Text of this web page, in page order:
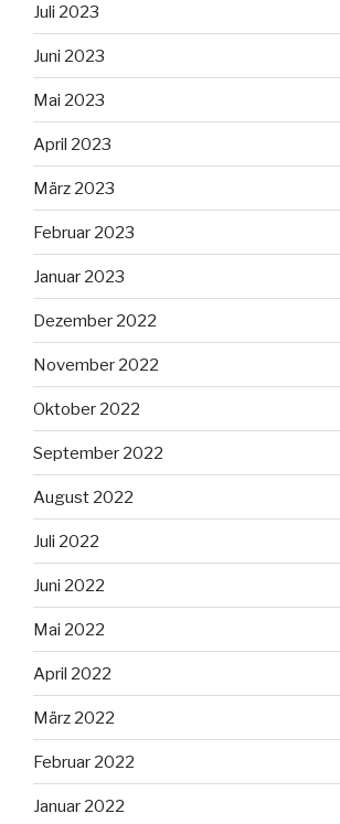
Juli 2023
Juni 2023
Mai 2023
April 2023
März 2023
Februar 2023
Januar 2023
Dezember 2022
November 2022
Oktober 2022
September 2022
August 2022
Juli 2022
Juni 2022
Mai 2022
April 2022
März 2022
Februar 2022
Januar 2022